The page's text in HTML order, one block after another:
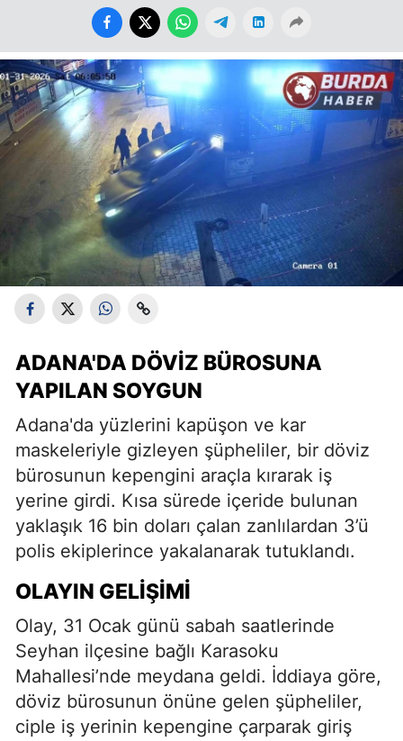
ADANA'DA DÖVIZ BÜROSUNA
YAPILAN SOYGUN
Adana'da yüzlerini kapüşon ve kar
maskeleriyle gizleyen şüpheliler, bir döviz
bürosunun kepengini araçla kırarak iş
yerine girdi. Kısa sürede içeride bulunan
yaklaşık 16 bin doları çalan zanlılardan 3’ü
polis ekiplerince yakalanarak tutuklandı.
OLAYIN GELIŞIMI
Olay, 31 Ocak günü sabah saatlerinde
Seyhan ilçesine bağlı Karasoku
Mahallesi’nde meydana geldi. İddiaya göre,
döviz bürosunun önüne gelen şüpheliler,
ciple iş yerinin kepengine çarparak giriş